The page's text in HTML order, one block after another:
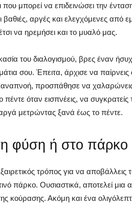
που μπορεί να επιδεινώσει την
βαθιές, αργές και ελεγχόμενες
να ηρεμήσει και το μυαλό μας.
του διαλογισμού, βρες έναν
σου. Έπειτα, άρχισε να
προσπάθησε να
πέντε όταν εισπνέεις, να
μετρώντας ξανά έως το πέντε.
φύση ή στο πάρκο
τρόπος για να αποβάλλεις
πάρκο. Ουσιαστικά, αποτελεί
κούρασης. Ακόμη και ένα